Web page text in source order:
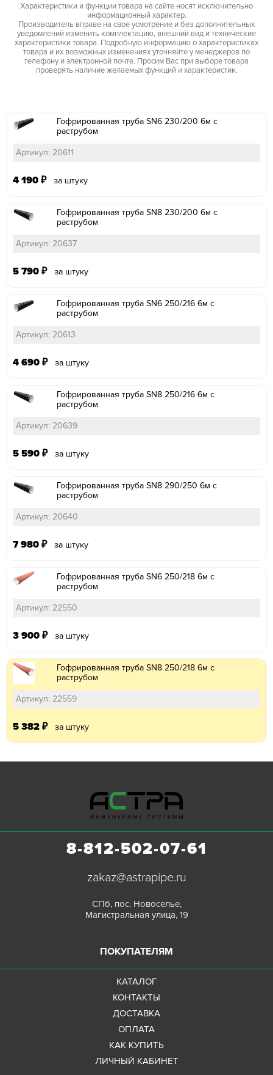
Характеристики и функции товара на сайте носят исключительно
информационный характер.
Производитель вправе на свое усмотрение и без дополнительных
уведомлений изменить комплектацию, внешний вид и технические
характеристики товара. Подробную информацию о характеристиках
товара и их возможных изменениях уточняйте у менеджеров по
телефону и электронной почте. Просим Вас при выборе товара
проверять наличие желаемых функций и характеристик.
Гофрированная труба SN6 230/200 6м с
раструбом
Артикул: 20611
4 190 ₽ за штуку
Гофрированная труба SN8 230/200 6м с
раструбом
Артикул: 20637
5 790 ₽ за штуку
Гофрированная труба SN6 250/216 6м с
раструбом
Артикул: 20613
4 690 ₽ за штуку
Гофрированная труба SN8 250/216 6м с
раструбом
Артикул: 20639
5 590 ₽ за штуку
Гофрированная труба SN8 290/250 6м с
раструбом
Артикул: 20640
7 980 ₽ за штуку
Гофрированная труба SN6 250/218 6м с
раструбом
Артикул: 22550
3 900 ₽ за штуку
Гофрированная труба SN8 250/218 6м с
раструбом
Артикул: 22559
5 382 ₽ за штуку
8-812-502-07-61
zakaz@astrapipe.ru
СПб, пос. Новоселье,
Магистральная улица, 19
ПОКУПАТЕЛЯМ
КАТАЛОГ
КОНТАКТЫ
ДОСТАВКА
ОПЛАТА
КАК КУПИТЬ
ЛИЧНЫЙ КАБИНЕТ